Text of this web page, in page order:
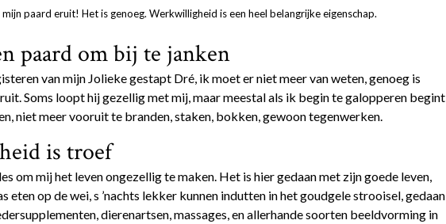
paard eruit! Het is genoeg. Werkwilligheid is een heel belangrijke eigenschap.
paard om bij te janken
van mijn Jolieke gestapt Dré, ik moet er niet meer van weten, genoeg is
Soms loopt hij gezellig met mij, maar meestal als ik begin te galopperen begint
niet meer vooruit te branden, staken, bokken, gewoon tegenwerken.
is troef
om mij het leven ongezellig te maken. Het is hier gedaan met zijn goede leven,
eten op de wei, s ’nachts lekker kunnen indutten in het goudgele strooisel, gedaan
dierenartsen, massages, en allerhande soorten beeldvorming in